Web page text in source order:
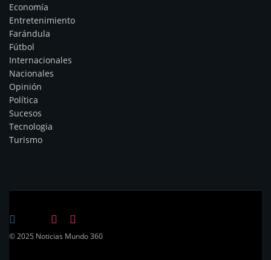
Economía
Entretenimiento
Farándula
Fútbol
Internacionales
Nacionales
Opinión
Política
Sucesos
Tecnologia
Turismo
© 2025 Noticias Mundo 360